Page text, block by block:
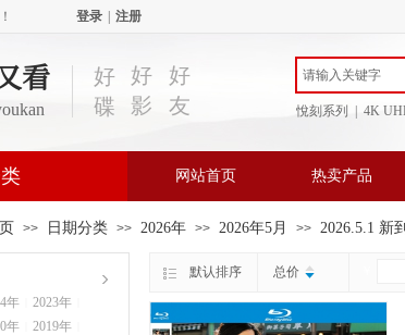
登录 注册
好
碟
好
影
好
友
悅刻系列 | 4K
看
网站首页 热卖产品
>> 日期分类 >> 2026年 >> 2026年5月 >> 2026.5.1 新到
默认排序 总价
年 2023年
年 2019年